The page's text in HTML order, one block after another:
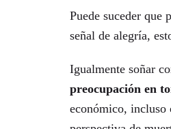
Puede suceder que
señal de alegría,
Igualmente soñar
preocupación en
económico, incluso